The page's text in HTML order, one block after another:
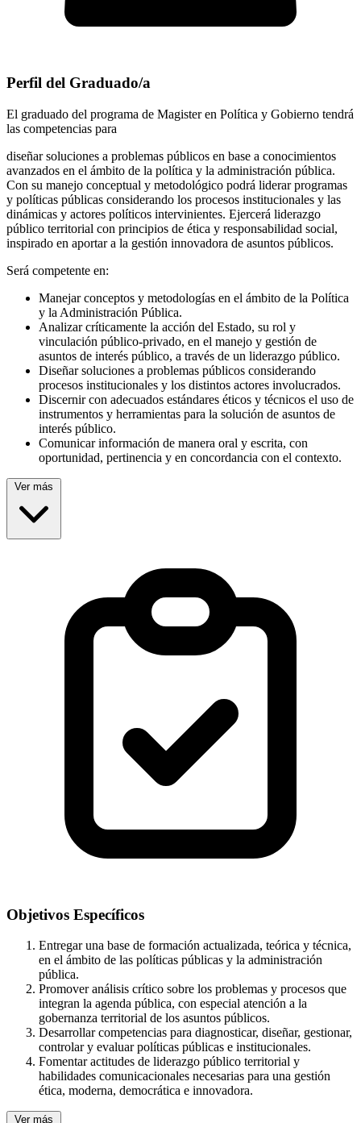
Perfil del Graduado/a
El graduado del programa de Magister en Política y Gobierno tendrá
las competencias para
diseñar soluciones a problemas públicos en base a conocimientos
avanzados en el ámbito de la política y la administración pública.
Con su manejo conceptual y metodológico podrá liderar programas
y políticas públicas considerando los procesos institucionales y las
dinámicas y actores políticos intervinientes. Ejercerá liderazgo
público territorial con principios de ética y responsabilidad social,
inspirado en aportar a la gestión innovadora de asuntos públicos.
Será competente en:
Manejar conceptos y metodologías en el ámbito de la Política
y la Administración Pública.
Analizar críticamente la acción del Estado, su rol y
vinculación público-privado, en el manejo y gestión de
asuntos de interés público, a través de un liderazgo público.
Diseñar soluciones a problemas públicos considerando
procesos institucionales y los distintos actores involucrados.
Discernir con adecuados estándares éticos y técnicos el uso de
instrumentos y herramientas para la solución de asuntos de
interés público.
Comunicar información de manera oral y escrita, con
oportunidad, pertinencia y en concordancia con el contexto.
Ver más
Objetivos Específicos
Entregar una base de formación actualizada, teórica y técnica,
en el ámbito de las políticas públicas y la administración
pública.
Promover análisis crítico sobre los problemas y procesos que
integran la agenda pública, con especial atención a la
gobernanza territorial de los asuntos públicos.
Desarrollar competencias para diagnosticar, diseñar, gestionar,
controlar y evaluar políticas públicas e institucionales.
Fomentar actitudes de liderazgo público territorial y
habilidades comunicacionales necesarias para una gestión
ética, moderna, democrática e innovadora.
Ver más